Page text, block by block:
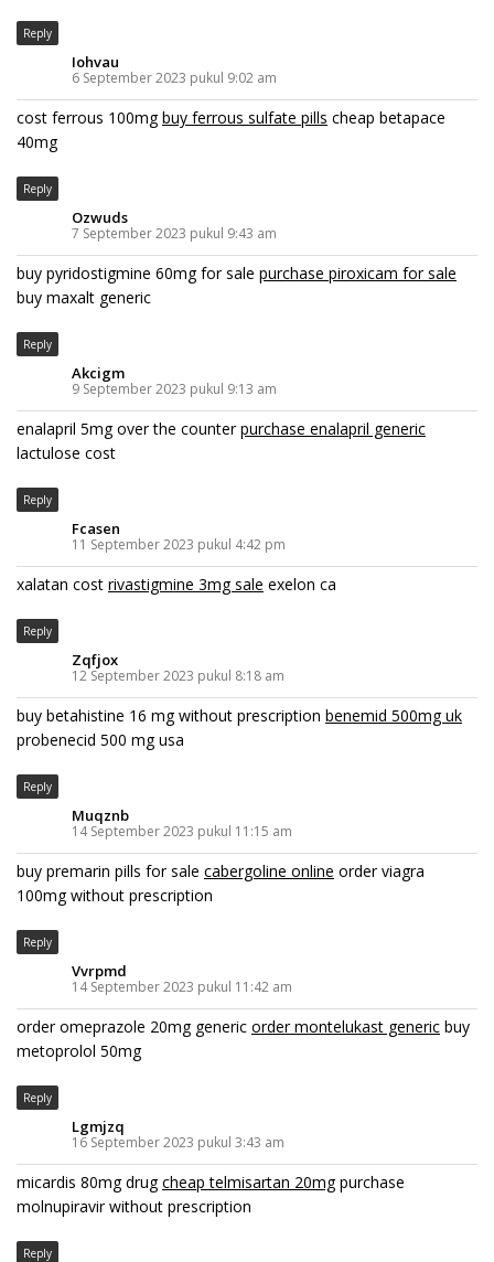
Reply
Iohvau
6 September 2023 pukul 9:02 am
cost ferrous 100mgbuy ferrous sulfate pills cheap betapace
40mg
Reply
Ozwuds
7 September 2023 pukul 9:43 am
buy pyridostigmine 60mg for sale purchase piroxicam for sale
buy maxalt generic
Reply
Akcigm
9 September 2023 pukul 9:13 am
enalapril 5mg over the counterpurchase enalapril generic
lactulose cost
Reply
Fcasen
11 September 2023 pukul 4:42 pm
xalatan cost rivastigmine 3mg sale exelon ca
Reply
Zqfjox
12 September 2023 pukul 8:18 am
buy betahistine 16 mg without prescription benemid 500mg uk
probenecid 500 mg usa
Reply
Muqznb
14 September 2023 pukul 11:15 am
buy premarin pills for sale cabergoline online order viagra
100mg without prescription
Reply
Vvrpmd
14 September 2023 pukul 11:42 am
order omeprazole 20mg generic order montelukast generic buy
metoprolol 50mg
Reply
Lgmjzq
16 September 2023 pukul 3:43 am
micardis 80mg drugcheap telmisartan 20mgpurchase
molnupiravir without prescription
Reply